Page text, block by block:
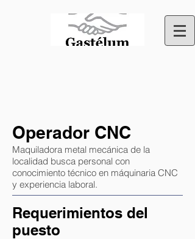
Operador CNC
Maquiladora metal mecánica de la
localidad busca personal con
conocimiento técnico en máquinaria CNC
y experiencia laboral.
Requerimientos del
puesto